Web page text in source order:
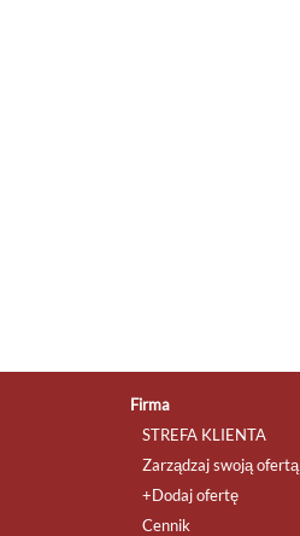
Firma
STREFA KLIENTA
Zarządzaj swoją ofertą
+Dodaj ofertę
Cennik